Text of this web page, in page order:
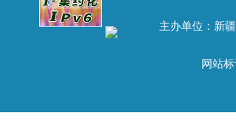
规范旅行社设
一、分社的设
主办单位：新
网站